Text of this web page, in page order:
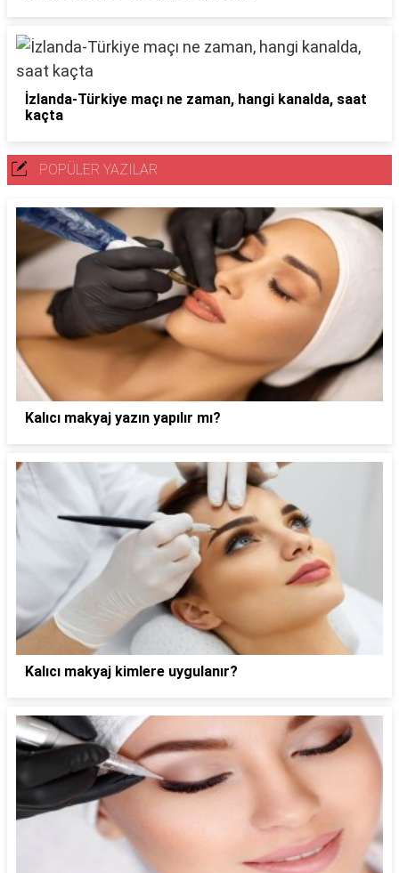
İzlanda-Türkiye maçı ne zaman, hangi kanalda, saat
kaçta
POPÜLER YAZILAR
Kalıcı makyaj yazın yapılır mı?
Kalıcı makyaj kimlere uygulanır?